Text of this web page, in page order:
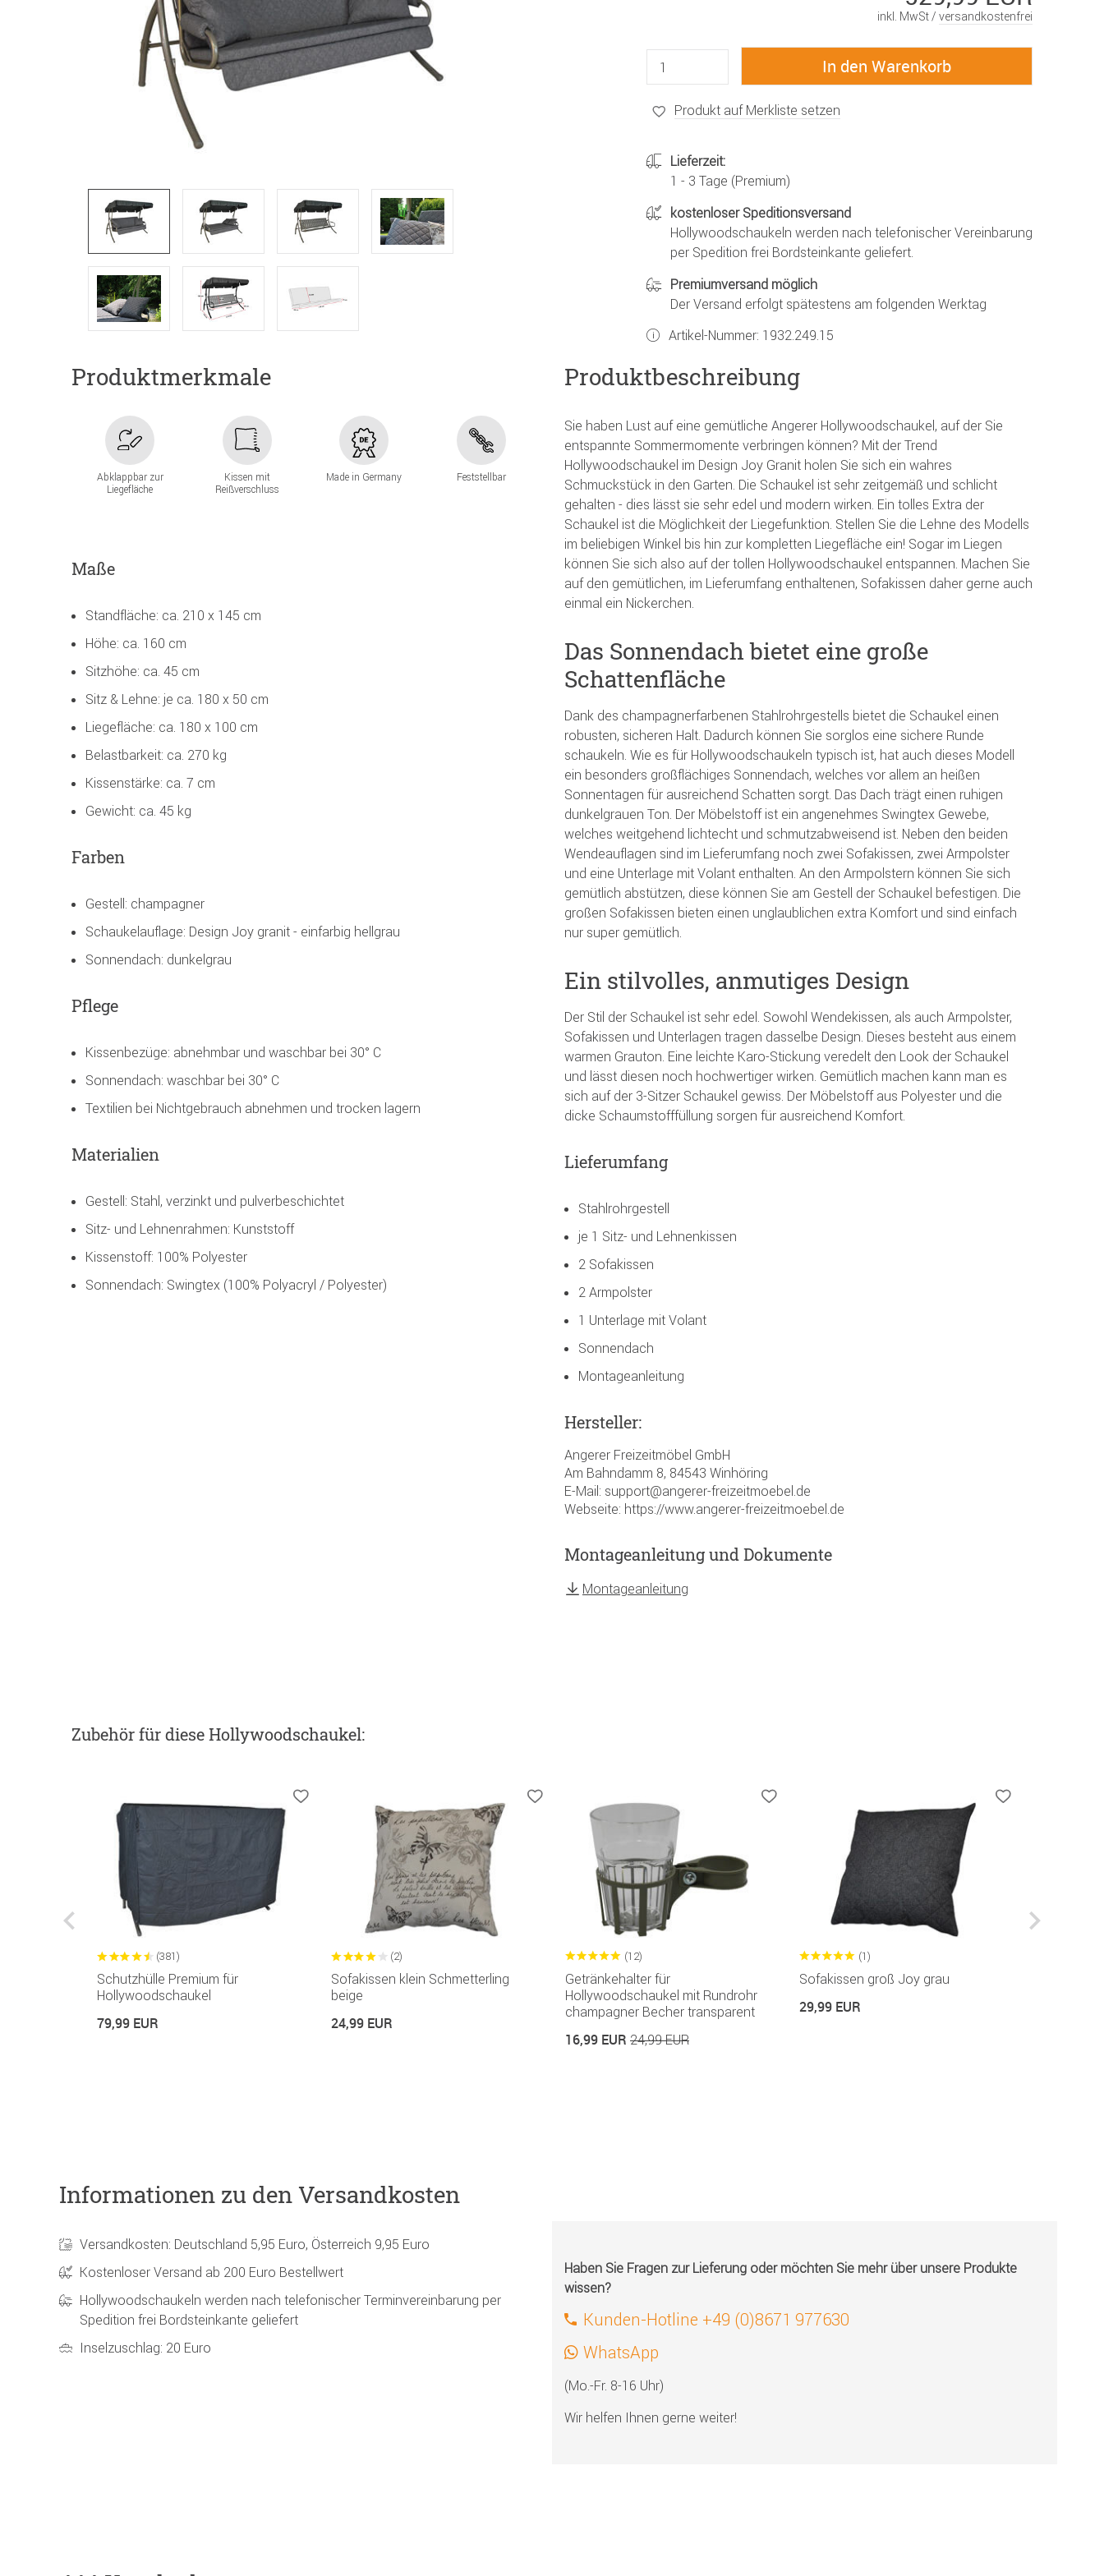
inkl. MwSt / versandkostenfrei
Produkt auf Merkliste setzen
Lieferzeit:
1 - 3 Tage (Premium)
kostenloser Speditionsversand
Hollywoodschaukeln werden nach telefonischer Vereinbarung
per Spedition frei Bordsteinkante geliefert.
Premiumversand möglich
Der Versand erfolgt spätestens am folgenden Werktag
Artikel-Nummer: 1932.249.15
Produktmerkmale
Abklappbar zur
Liegefläche
Kissen mit
Reißverschluss
Made in Germany Feststellbar
Maße
Standfläche: ca. 210 x 145 cm
Höhe: ca. 160 cm
Sitzhöhe: ca. 45 cm
Sitz & Lehne: je ca. 180 x 50 cm
Liegefläche: ca. 180 x 100 cm
Belastbarkeit: ca. 270 kg
Kissenstärke: ca. 7 cm
Gewicht: ca. 45 kg
Farben
Gestell: champagner
Schaukelauflage: Design Joy granit - einfarbig hellgrau
Sonnendach: dunkelgrau
Pflege
Kissenbezüge: abnehmbar und waschbar bei 30° C
Sonnendach: waschbar bei 30° C
Textilien bei Nichtgebrauch abnehmen und trocken lagern
Materialien
Gestell: Stahl, verzinkt und pulverbeschichtet
Sitz- und Lehnenrahmen: Kunststoff
Kissenstoff: 100% Polyester
Sonnendach: Swingtex (100% Polyacryl / Polyester)
Produktbeschreibung
Sie haben Lust auf eine gemütliche Angerer Hollywoodschaukel, auf der Sie
entspannte Sommermomente verbringen können? Mit der Trend
Hollywoodschaukel im Design Joy Granit holen Sie sich ein wahres
Schmuckstück in den Garten. Die Schaukel ist sehr zeitgemäß und schlicht
gehalten - dies lässt sie sehr edel und modern wirken. Ein tolles Extra der
Schaukel ist die Möglichkeit der Liegefunktion. Stellen Sie die Lehne des Modells
im beliebigen Winkel bis hin zur kompletten Liegefläche ein! Sogar im Liegen
können Sie sich also auf der tollen Hollywoodschaukel entspannen. Machen Sie
auf den gemütlichen, im Lieferumfang enthaltenen, Sofakissen daher gerne auch
einmal ein Nickerchen.
Das Sonnendach bietet eine große
Schattenfläche
Dank des champagnerfarbenen Stahlrohrgestells bietet die Schaukel einen
robusten, sicheren Halt. Dadurch können Sie sorglos eine sichere Runde
schaukeln. Wie es für Hollywoodschaukeln typisch ist, hat auch dieses Modell
ein besonders großflächiges Sonnendach, welches vor allem an heißen
Sonnentagen für ausreichend Schatten sorgt. Das Dach trägt einen ruhigen
dunkelgrauen Ton. Der Möbelstoff ist ein angenehmes Swingtex Gewebe,
welches weitgehend lichtecht und schmutzabweisend ist. Neben den beiden
Wendeauflagen sind im Lieferumfang noch zwei Sofakissen, zwei Armpolster
und eine Unterlage mit Volant enthalten. An den Armpolstern können Sie sich
gemütlich abstützen, diese können Sie am Gestell der Schaukel befestigen. Die
großen Sofakissen bieten einen unglaublichen extra Komfort und sind einfach
nur super gemütlich.
Ein stilvolles, anmutiges Design
Der Stil der Schaukel ist sehr edel. Sowohl Wendekissen, als auch Armpolster,
Sofakissen und Unterlagen tragen dasselbe Design. Dieses besteht aus einem
warmen Grauton. Eine leichte Karo-Stickung veredelt den Look der Schaukel
und lässt diesen noch hochwertiger wirken. Gemütlich machen kann man es
sich auf der 3-Sitzer Schaukel gewiss. Der Möbelstoff aus Polyester und die
dicke Schaumstofffüllung sorgen für ausreichend Komfort.
Lieferumfang
Stahlrohrgestell
je 1 Sitz- und Lehnenkissen
2 Sofakissen
2 Armpolster
1 Unterlage mit Volant
Sonnendach
Montageanleitung
Hersteller:
Angerer Freizeitmöbel GmbH
Am Bahndamm 8, 84543 Winhöring
E-Mail: support@angerer-freizeitmoebel.de
Webseite: https://www.angerer-freizeitmoebel.de
Montageanleitung und Dokumente
Montageanleitung
Zubehörfür diese Hollywoodschaukel:
(381)
Schutzhülle Premium für
Hollywoodschaukel
79,99 EUR
(2)
Sofakissen klein Schmetterling
beige
24,99 EUR
(12)
Getränkehalter für
Hollywoodschaukel mit Rundrohr
champagner Becher transparent
16,99 EUR 24,99 EUR
(1)
Sofakissen groß Joy grau
29,99 EUR
Informationen zu den Versandkosten
Versandkosten: Deutschland 5,95 Euro, Österreich 9,95 Euro
Kostenloser Versand ab 200 Euro Bestellwert
Hollywoodschaukeln werden nach telefonischer Terminvereinbarung per
Spedition frei Bordsteinkante geliefert
Inselzuschlag: 20 Euro
Haben Sie Fragen zur Lieferung oder möchten Sie mehr über unsere Produkte
wissen?
Kunden-Hotline +49 (0)8671 977630
WhatsApp
(Mo.-Fr. 8-16 Uhr)
Wir helfen Ihnen gerne weiter!